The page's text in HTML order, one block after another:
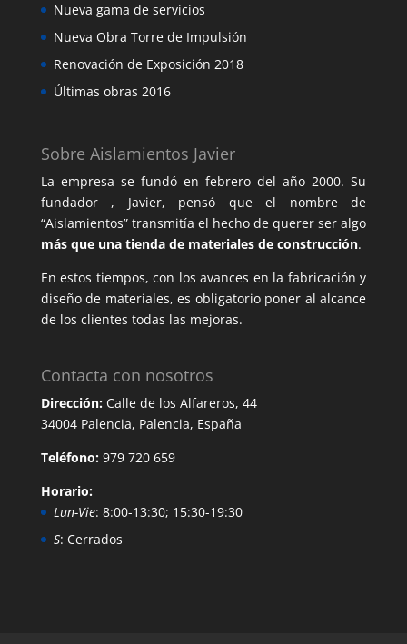
Nueva gama de servicios
Nueva Obra Torre de Impulsión
Renovación de Exposición 2018
Últimas obras 2016
Sobre Aislamientos Javier
La empresa se fundó en febrero del año 2000. Su
fundador , Javier, pensó que el nombre de
“Aislamientos” transmitía el hecho de querer ser algo
más que una tienda de materiales de construcción.
En estos tiempos, con los avances en la fabricación y
diseño de materiales, es obligatorio poner al alcance
de los clientes todas las mejoras.
Contacta con nosotros
Dirección:Calle de los Alfareros, 44
34004 Palencia, Palencia, España
Teléfono:979 720 659
Horario:
Lun-Vie: 8:00-13:30; 15:30-19:30
S: Cerrados